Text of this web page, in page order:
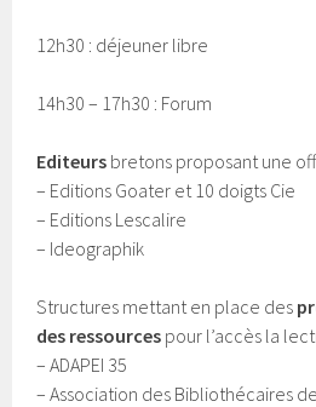
12h30 : déjeuner libre
14h30 – 17h30 : Forum
Editeurs bretons proposant une
– Editions Goater et 10 doigts Cie
– Editions Lescalire
– Ideographik
Structures mettant en place des
des ressources pour l’accès la
– ADAPEI 35
– Association des Bibliothécaires